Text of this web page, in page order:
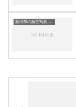
新潟県の航空写真・空中写真